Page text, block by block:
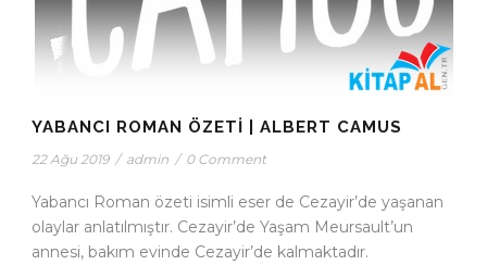
YABANCI ROMAN ÖZETI | ALBERT CAMUS
22 Ağu 2019 / admin / 0 Comment
Yabancı Roman özeti isimli eser de Cezayir’de yaşanan
olaylar anlatılmıştır. Cezayir’de Yaşam Meursault’un
annesi, bakım evinde Cezayir’de kalmaktadır.